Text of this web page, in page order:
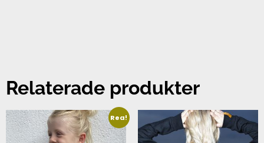
Relaterade produkter
Rea!